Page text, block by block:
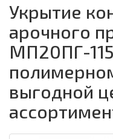
Укрытие
арочного
МП20ПГ-
выгодной